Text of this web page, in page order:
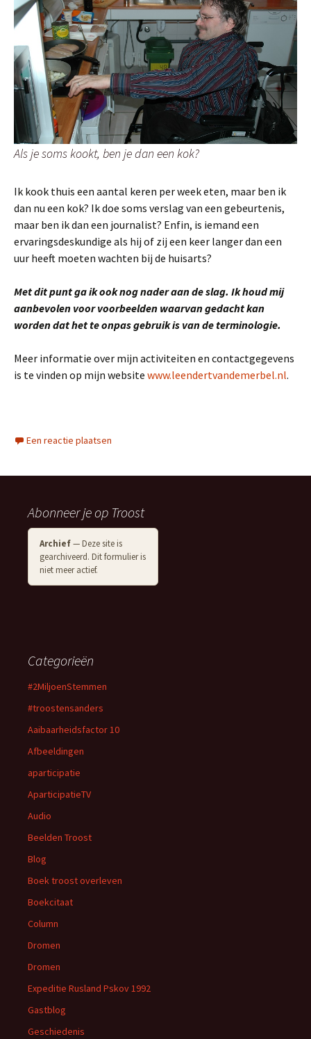
Als je soms kookt, ben je dan een kok?
Ik kook thuis een aantal keren per week eten, maar ben ik
dan nu een kok? Ik doe soms verslag van een gebeurtenis,
maar ben ik dan een journalist? Enfin, is iemand een
ervaringsdeskundige als hij of zij een keer langer dan een
uur heeft moeten wachten bij de huisarts?
Met dit punt ga ik ook nog nader aan de slag. Ik houd mij
aanbevolen voor voorbeelden waarvan gedacht kan
worden dat het te onpas gebruik is van de terminologie.
Meer informatie over mijn activiteiten en contactgegevens
is te vinden op mijn website www.leendertvandemerbel.nl.
Een reactie plaatsen
Abonneer je op Troost
Archief— Deze site is
gearchiveerd. Dit formulier is
niet meer actief.
Categorieën
#2MiljoenStemmen
#troostensanders
Aaibaarheidsfactor 10
Afbeeldingen
aparticipatie
AparticipatieTV
Audio
Beelden Troost
Blog
Boek troost overleven
Boekcitaat
Column
Dromen
Dromen
Expeditie Rusland Pskov 1992
Gastblog
Geschiedenis